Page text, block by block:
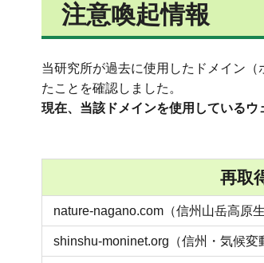
注意喚起情報
当研究所が過去に使用したドメイン
たことを確認しました。
現在、当該ドメインを使用しているウ
再取
nature-nagano.com（信州山岳高原
shinshu-moninet.org（信州・気候変